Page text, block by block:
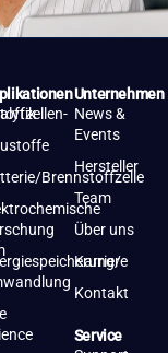
Brennstoffzelle
Unternehmen
News &
Events
Hersteller
Team
Über uns
Karriere
Kontakt
Service